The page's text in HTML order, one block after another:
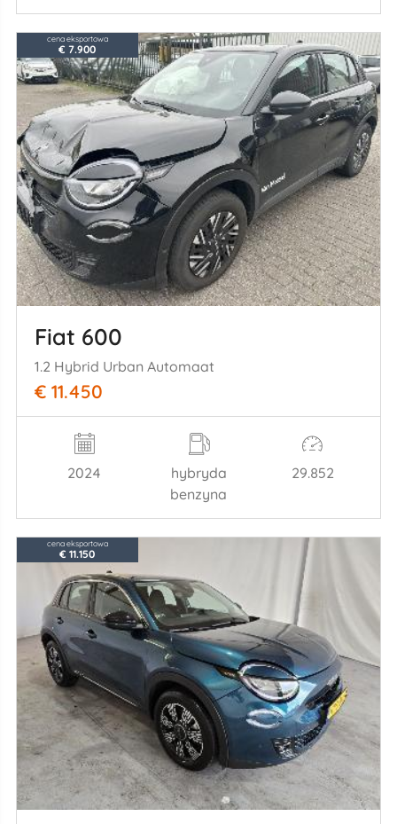
cena eksportowa
€ 7.900
Fiat 600
1.2 Hybrid Urban Automaat
€ 11.450
2024
hybryda
benzyna
29.852
cena eksportowa
€ 11.150